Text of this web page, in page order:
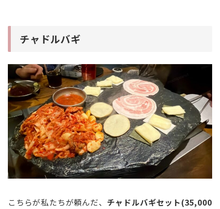
チャドルバギ
こちらが私たちが頼んだ、 チャドルバギセット(35,000